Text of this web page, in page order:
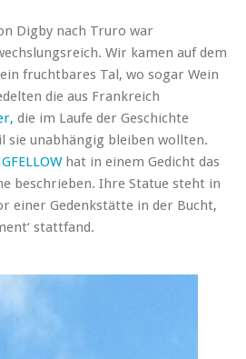
Digby nach Truro war
Wir kamen auf dem
fruchtbares Tal, wo sogar Wein
die aus Frankreich
die im Laufe der Geschichte
sie unabhängig bleiben wollten.
hat in einem Gedicht das
beschrieben. Ihre Statue steht in
einer Gedenkstätte in der Bucht,
stattfand.